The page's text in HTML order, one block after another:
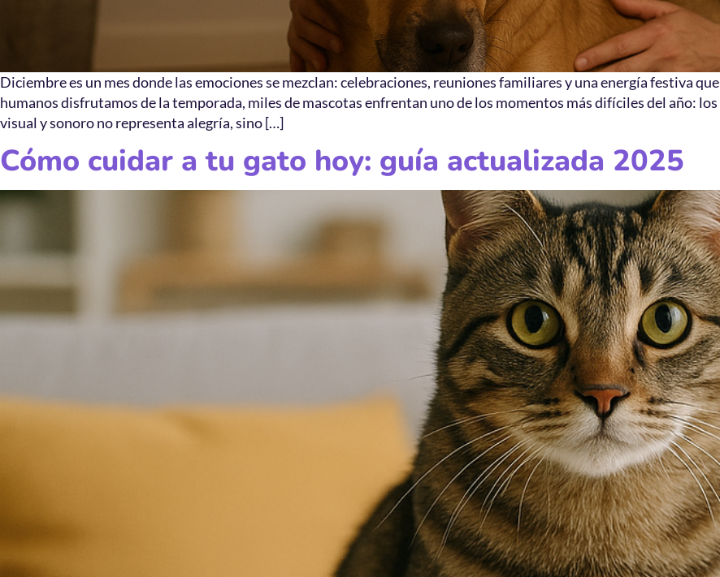
Diciembre es un mes donde las emociones se mezclan: celebraciones, reuniones familiares y una energía festiva
humanos disfrutamos de la temporada, miles de mascotas enfrentan uno de los momentos más difíciles del año:
visual y sonoro no representa alegría, sino […]
Cómo cuidar a tu gato hoy: guía actualizada 2025